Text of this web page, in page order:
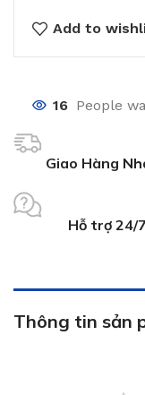
Add to
16 People
Giao Hàng
Hỗ trợ 24/7
Thông tin sản